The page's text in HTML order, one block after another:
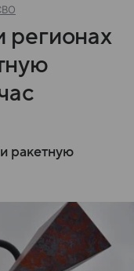
регионах
ракетную